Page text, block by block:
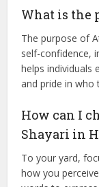
friendship?
Yes, Attitude
including love
confidence and
attitudes affect
What is the
The purpose of
helps individuals
and pride in who